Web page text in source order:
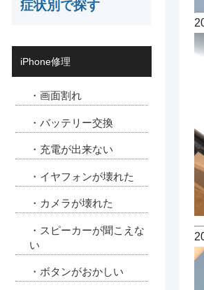
症状別で探す
iPhone修理
・画面割れ
・バッテリー交換
・充電が出来ない
・イヤフォンが壊れた
・カメラが壊れた
・スピーカーが聞こえな
い
・ボタンがおかしい